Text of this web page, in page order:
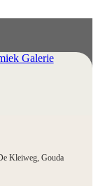
Kleiweg, Gouda